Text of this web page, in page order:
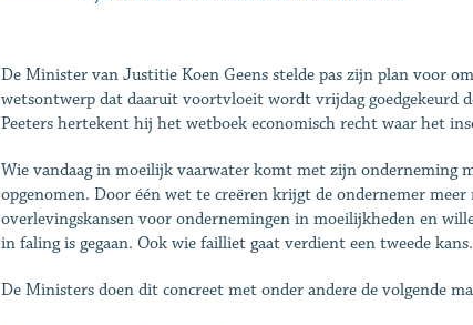
De Minister van Justitie Koen Geens stelde pas zijn plan voor
wetsontwerp dat daaruit voortvloeit wordt vrijdag goedgekeurd
Peeters hertekent hij het wetboek economisch recht waar het
Wie vandaag in moeilijk vaarwater komt met zijn onderneming
opgenomen. Door één wet te creëren krijgt de ondernemer
overlevingskansen voor ondernemingen in moeilijkheden en
in faling is gegaan. Ook wie failliet gaat verdient een tweede kans.
De Ministers doen dit concreet met onder andere de volgende